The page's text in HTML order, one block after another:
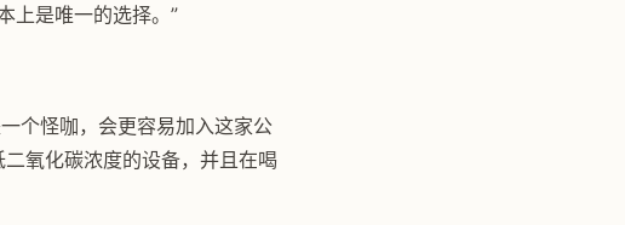
上是唯一的选择。”
个怪咖，会更容易加入这家公
氧化碳浓度的设备，并且在喝